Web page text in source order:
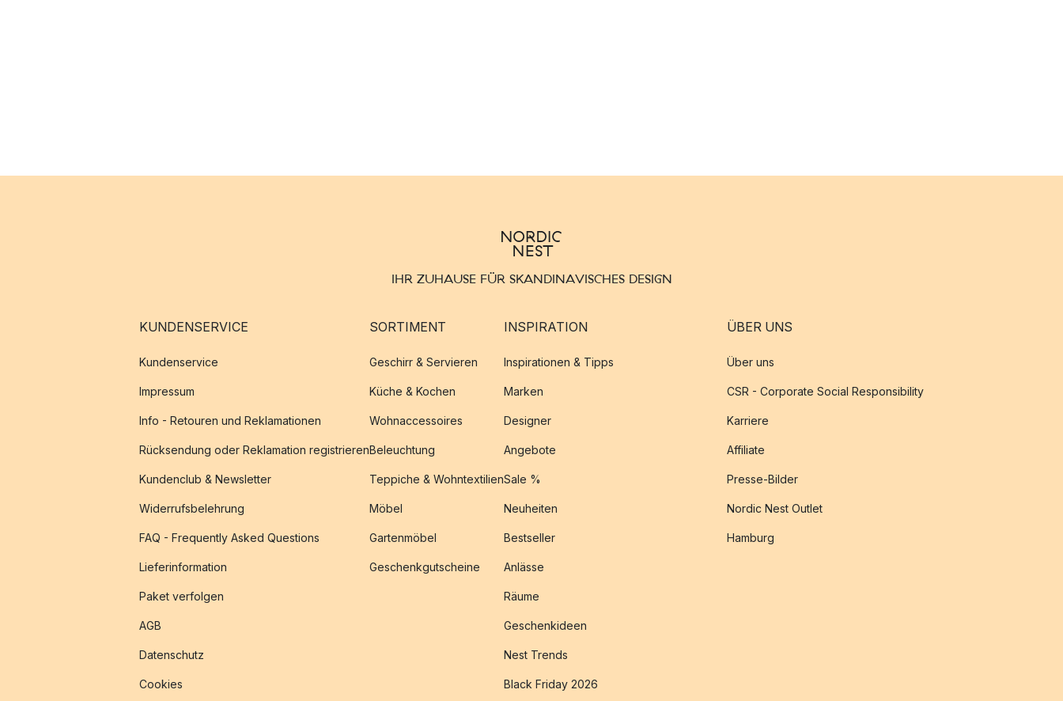
IHR ZUHAUSE FÜR SKANDINAVISCHES DESIGN
KUNDENSERVICE
Kundenservice
Impressum
Info - Retouren und Reklamationen
Rücksendung oder Reklamation registrieren
Kundenclub & Newsletter
Widerrufsbelehrung
FAQ - Frequently Asked Questions
Lieferinformation
Paket verfolgen
AGB
Datenschutz
Cookies
SORTIMENT
Geschirr & Servieren
Küche & Kochen
Wohnaccessoires
Beleuchtung
Teppiche & Wohntextilien
Möbel
Gartenmöbel
Geschenkgutscheine
INSPIRATION
Inspirationen & Tipps
Marken
Designer
Angebote
Sale %
Neuheiten
Bestseller
Anlässe
Räume
Geschenkideen
Nest Trends
Black Friday 2026
ÜBER UNS
Über uns
CSR - Corporate Social Responsibility
Karriere
Affiliate
Presse-Bilder
Nordic Nest Outlet
Hamburg